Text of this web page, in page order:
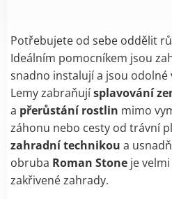
Potřebujete od sebe oddělit
Ideálním pomocníkem jsou
snadno instalují a jsou odolné
Lemy zabraňujísplavování
a přerůstání rostlin mimo
záhonu nebo cesty od trávní
zahradní technikou a
obruba Roman Stone je
zakřivené zahrady.